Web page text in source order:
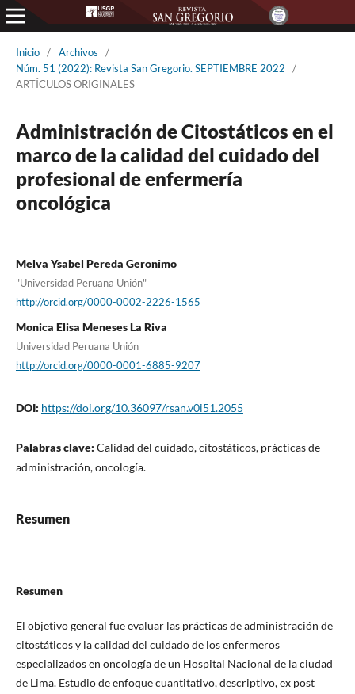
Inicio / Archivos
/
Núm. 51 (2022): Revista San Gregorio. SEPTIEMBRE 2022
/
ARTÍCULOS ORIGINALES
Administración de Citostáticos en el
marco de la calidad del cuidado del
profesional de enfermería
oncológica
Melva Ysabel Pereda Geronimo
"Universidad Peruana Unión"
http://orcid.org/0000-0002-2226-1565
Monica Elisa Meneses La Riva
Universidad Peruana Unión
http://orcid.org/0000-0001-6885-9207
DOI: https://doi.org/10.36097/rsan.v0i51.2055
Palabras clave: Calidad del cuidado, citostáticos, prácticas de
administración, oncología.
Resumen
Resumen
El objetivo general fue evaluar las prácticas de administración de
citostáticos y la calidad del cuidado de los enfermeros
especializados en oncología de un Hospital Nacional de la ciudad
de Lima. Estudio de enfoque cuantitativo, descriptivo, ex post